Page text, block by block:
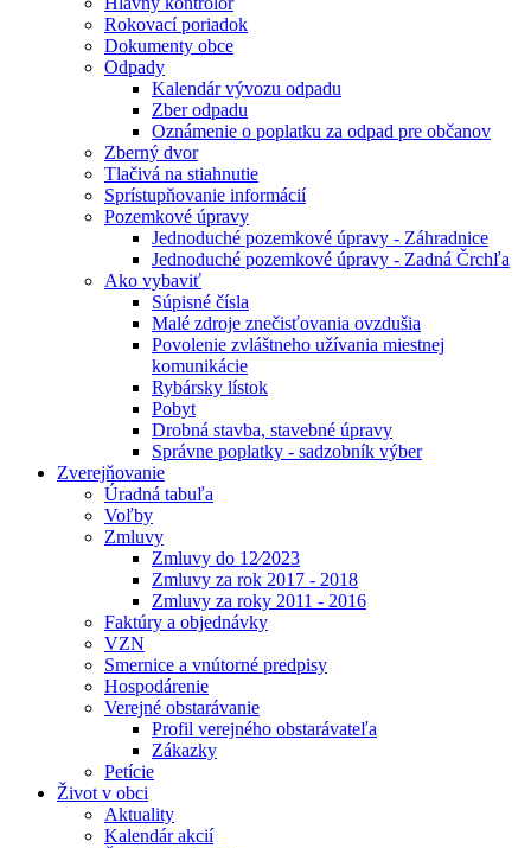
Rokovací poriadok
Dokumenty obce
Odpady
Kalendár vývozu odpadu
Zber odpadu
Oznámenie o poplatku za odpad pre občanov
Zberný dvor
Tlačivá na stiahnutie
Sprístupňovanie informácií
Pozemkové úpravy
Jednoduché pozemkové úpravy - Záhradnice
Jednoduché pozemkové úpravy - Zadná Črchľa
Ako vybaviť
Súpisné čísla
Malé zdroje znečisťovania ovzdušia
Povolenie zvláštneho užívania miestnej
komunikácie
Rybársky lístok
Pobyt
Drobná stavba, stavebné úpravy
Správne poplatky - sadzobník výber
Zverejňovanie
Úradná tabuľa
Voľby
Zmluvy
Zmluvy do 12⁄2023
Zmluvy za rok 2017 - 2018
Zmluvy za roky 2011 - 2016
Faktúry a objednávky
VZN
Smernice a vnútorné predpisy
Hospodárenie
Verejné obstarávanie
Profil verejného obstarávateľa
Zákazky
Petície
Život v obci
Aktuality
Kalendár akcií